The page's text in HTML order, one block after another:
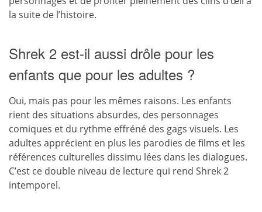
la suite de l’histoire.
Shrek 2 est-il aussi drôle pour les
enfants que pour les adultes ?
Oui, mais pas pour les mêmes raisons. Les enfants
rient des situations absurdes, des personnages
comiques et du rythme effréné des gags visuels. Les
adultes apprécient en plus les parodies de films et les
références culturelles dissimu lées dans les dialogues.
C’est ce double niveau de lecture qui rend Shrek 2
intemporel.